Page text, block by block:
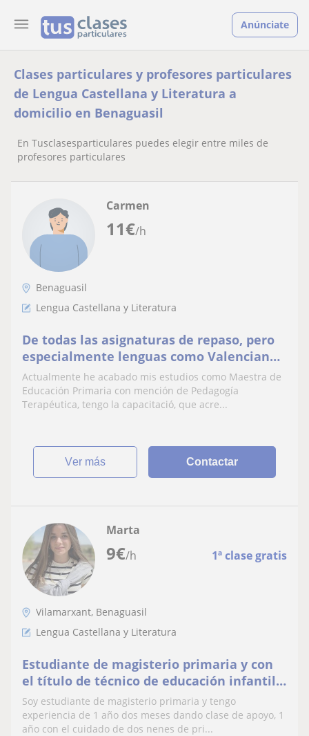
Anúnciate
Clases particulares y profesores particulares
de Lengua Castellana y Literatura a
domicilio en Benaguasil
En Tusclasesparticulares puedes elegir entre miles de
profesores particulares
11€/h
Carmen
Benaguasil
Lengua Castellana y Literatura
De todas las asignaturas de repaso, pero
especialmente lenguas como Valenciano
y Castellano
Actualmente he acabado mis estudios como Maestra de
Educación Primaria con mención de Pedagogía
Terapéutica, tengo la capacitació, que acre...
ver más Contactar
9€/h 1ª clase gratis
Marta
Vilamarxant, Benaguasil
Lengua Castellana y Literatura
Estudiante de magisterio primaria y con
el título de técnico de educación infantil
ofrece clases particulares a todo tipo de
alumnado de primaria
Soy estudiante de magisterio primaria y tengo
experiencia de 1 año dos meses dando clase de apoyo, 1
año con el cuidado de dos nenes de pri...